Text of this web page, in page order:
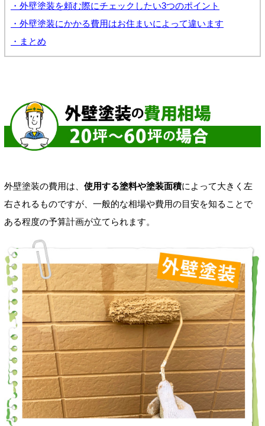
・外壁塗装を頼む際にチェックしたい3つのポイント
・外壁塗装にかかる費用はお住まいによって違います
・まとめ
外壁塗装の費用は、 使用する塗料や塗装面積によって大きく左
右されるものですが、一般的な相場や費用の目安を知ることで
ある程度の予算計画が立てられます。